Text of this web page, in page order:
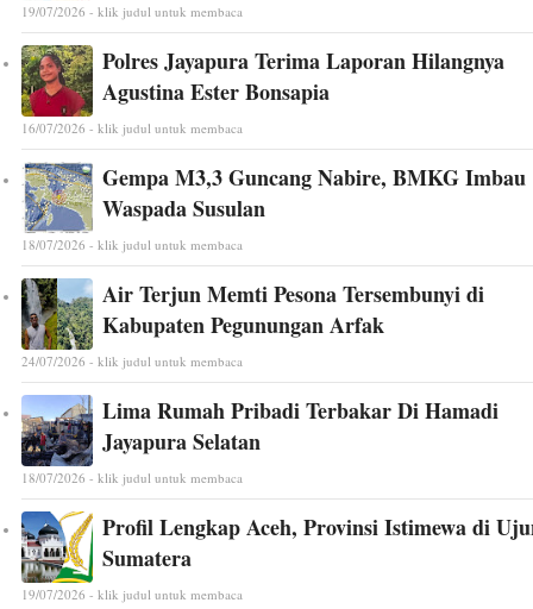
19/07/2026 - klik judul untuk membaca
Polres Jayapura Terima Laporan Hilangnya
Agustina Ester Bonsapia
16/07/2026 - klik judul untuk membaca
Gempa M3,3 Guncang Nabire, BMKG Imbau
Waspada Susulan
18/07/2026 - klik judul untuk membaca
Air Terjun Memti Pesona Tersembunyi di
Kabupaten Pegunungan Arfak
24/07/2026 - klik judul untuk membaca
Lima Rumah Pribadi Terbakar Di Hamadi
Jayapura Selatan
18/07/2026 - klik judul untuk membaca
Profil Lengkap Aceh, Provinsi Istimewa di
Sumatera
19/07/2026 - klik judul untuk membaca